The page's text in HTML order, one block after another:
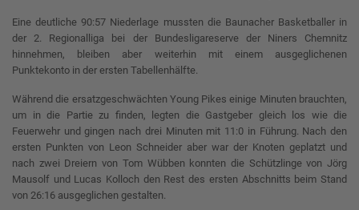
Eine deutliche 90:57 Niederlage mussten die Baunacher Basketballer in
der 2. Regionalliga bei der Bundesligareserve der Niners Chemnitz
hinnehmen, bleiben aber weiterhin mit einem ausgeglichenen
Punktekonto in der ersten Tabellenhälfte.
Während die ersatzgeschwächten Young Pikes einige Minuten brauchten,
um in die Partie zu finden, legten die Gastgeber gleich los wie die
Feuerwehr und gingen nach drei Minuten mit 11:0 in Führung. Nach den
ersten Punkten von Leon Schneider aber war der Knoten geplatzt und
nach zwei Dreiern von Tom Wübben konnten die Schützlinge von Jörg
Mausolf und Lucas Kolloch den Rest des ersten Abschnitts beim Stand
von 26:16 ausgeglichen gestalten.